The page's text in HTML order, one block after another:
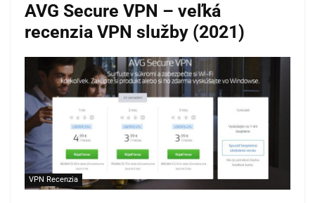
AVG Secure VPN – veľká
recenzia VPN služby (2021)
VPN Recenzia